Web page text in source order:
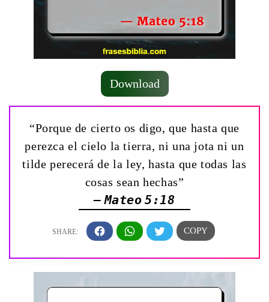
Download
“Porque de cierto os digo, que hasta que
perezca el cielo la tierra, ni una jota ni un
tilde perecerá de la ley, hasta que todas las
cosas sean hechas”
— Mateo 5:18